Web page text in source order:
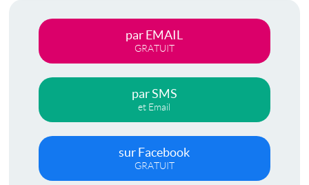
par EMAIL
GRATUIT
par SMS
et Email
sur Facebook
GRATUIT